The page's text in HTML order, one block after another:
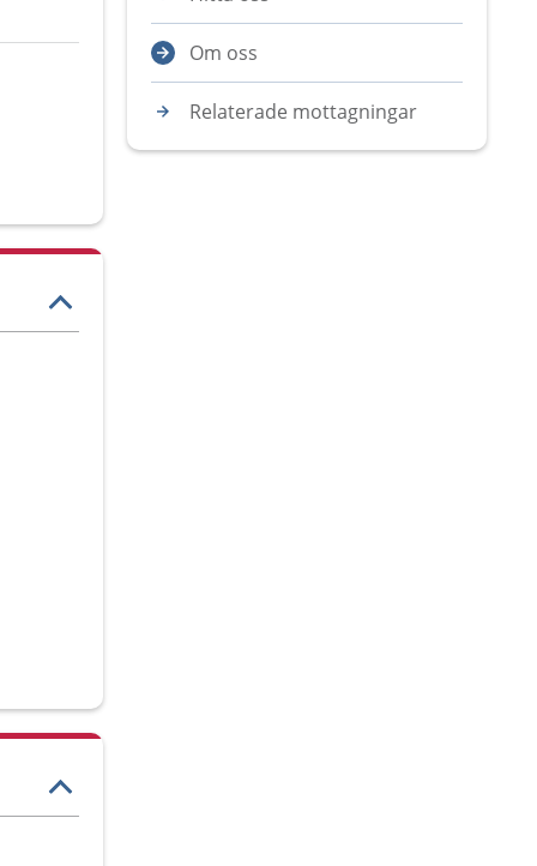
Om oss
Relaterade mottagningar